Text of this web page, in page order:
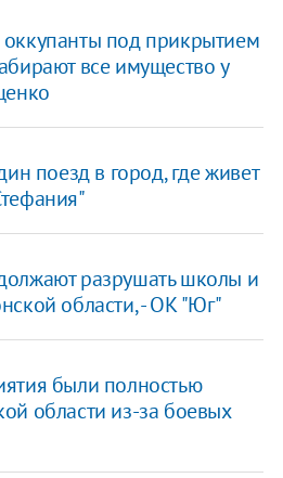
под прикрытием
все имущество у
поезд в город, где живет
разрушать школы и
области, - ОК "Юг"
были полностью
области из-за боевых